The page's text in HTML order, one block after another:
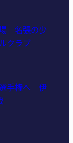
名張の少
クラブ
手権へ 伊